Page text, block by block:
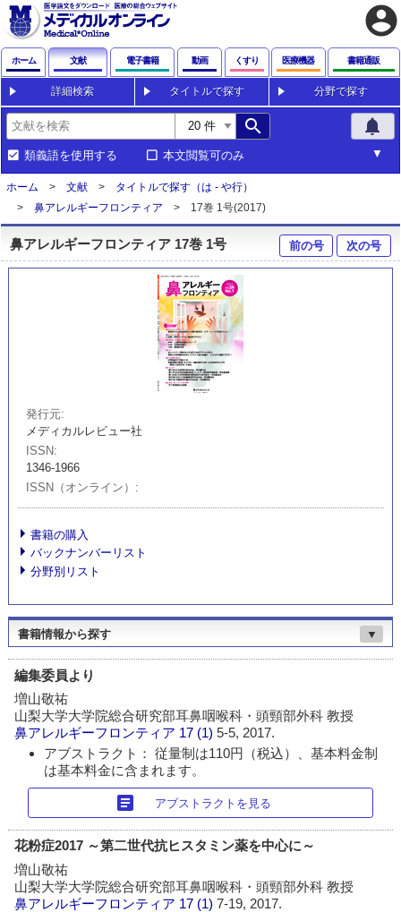
account_circle
ホーム 文献 電子書籍 動画 くすり 医療機器 書籍通販
詳細検索 タイトルで探す 分野で探す
search notifications
類義語を使用する 本文閲覧可のみ
ホーム 文献
タイトルで探す（は - や行）
鼻アレルギーフロンティア
17巻 1号(2017)
鼻アレルギーフロンティア 17巻 1号 前の号 次の号
発行元
メディカルレビュー社
ISSN
1346-1966
ISSN（オンライン）
書籍の購入
バックナンバーリスト
分野別リスト
書籍情報から探す ▼
編集委員より
増山敬祐
山梨大学大学院総合研究部耳鼻咽喉科・頭頸部外科 教授
鼻アレルギーフロンティア 17 (1)5-5, 2017.
アブストラクト： 従量制は110円（税込）、基本料金制
は基本料金に含まれます。
article アブストラクトを見る
花粉症2017 ～第二世代抗ヒスタミン薬を中心に～
増山敬祐
山梨大学大学院総合研究部耳鼻咽喉科・頭頸部外科 教授
鼻アレルギーフロンティア 17 (1)7-19, 2017.